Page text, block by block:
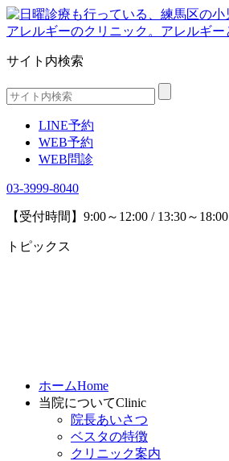
サイト内検索
LINE予約
WEB予約
WEB問診
03-3999-8040
【受付時間】9:00～12:00 / 13:30～18:00
トピックス
ホームHome
当院についてClinic
院長あいさつ
ベスタの特徴
クリニック案内